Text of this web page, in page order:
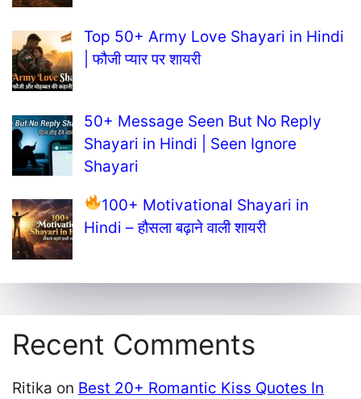
Top 50+ Army Love Shayari in Hindi
| फौजी प्यार पर शायरी
50+ Message Seen But No Reply
Shayari in Hindi | Seen Ignore
Shayari
100+ Motivational Shayari in
Hindi – हौसला बढ़ाने वाली शायरी
Recent Comments
Ritika on Best 20+ Romantic Kiss Quotes In